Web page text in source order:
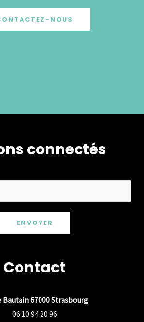
NOUS
connectés
ENVOYER
Contact
Bautain 67000 Strasbourg
06 10 94 20 96